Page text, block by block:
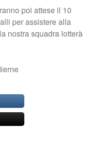
poi attese il 10
per assistere alla
nostra squadra lotterà